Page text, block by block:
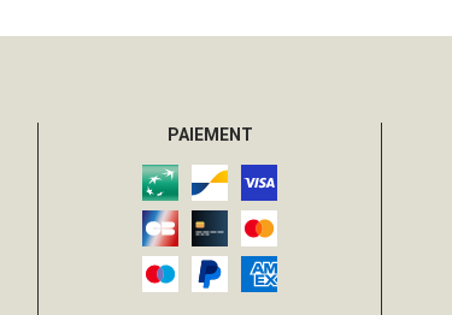
PAIEMENT